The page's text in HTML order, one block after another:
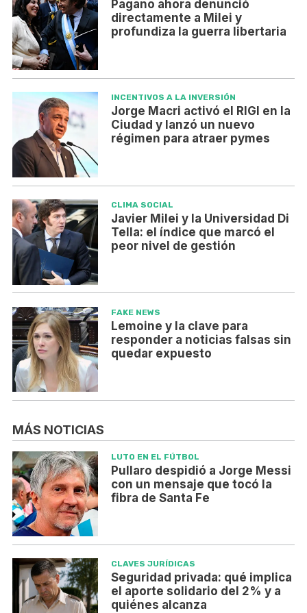
Pagano ahora denunció
directamente a Milei y
profundiza la guerra libertaria
INCENTIVOS A LA INVERSIÓN
Jorge Macri activó el RIGI en la
Ciudad y lanzó un nuevo
régimen para atraer pymes
CLIMA SOCIAL
Javier Milei y la Universidad Di
Tella: el índice que marcó el
peor nivel de gestión
FAKE NEWS
Lemoine y la clave para
responder a noticias falsas sin
quedar expuesto
MÁS NOTICIAS
LUTO EN EL FÚTBOL
Pullaro despidió a Jorge Messi
con un mensaje que tocó la
fibra de Santa Fe
CLAVES JURÍDICAS
Seguridad privada: qué implica
el aporte solidario del 2% y a
quiénes alcanza